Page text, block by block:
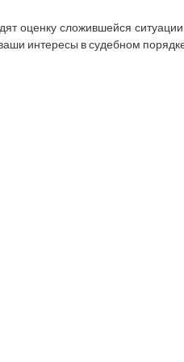
оценку сложившейся
интересы в судебном